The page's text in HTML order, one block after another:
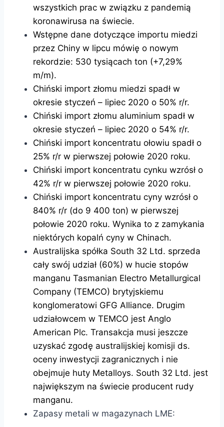
wszystkich prac w związku z pandemią
koronawirusa na świecie.
Wstępne dane dotyczące importu miedzi
przez Chiny w lipcu mówię o nowym
rekordzie: 530 tysiącach ton (+7,29%
m/m).
Chiński import złomu miedzi spadł w
okresie styczeń – lipiec 2020 o 50% r/r.
Chiński import złomu aluminium spadł w
okresie styczeń – lipiec 2020 o 54% r/r.
Chiński import koncentratu ołowiu spadł o
25% r/r w pierwszej połowie 2020 roku.
Chiński import koncentratu cynku wzrósł o
42% r/r w pierwszej połowie 2020 roku.
Chiński import koncentratu cyny wzrósł o
840% r/r (do 9 400 ton) w pierwszej
połowie 2020 roku. Wynika to z zamykania
niektórych kopalń cyny w Chinach.
Australijska spółka South 32 Ltd. sprzeda
cały swój udział (60%) w hucie stopów
manganu Tasmanian Electro Metallurgical
Company (TEMCO) brytyjskiemu
konglomeratowi GFG Alliance. Drugim
udziałowcem w TEMCO jest Anglo
American Plc. Transakcja musi jeszcze
uzyskać zgodę australijskiej komisji ds.
oceny inwestycji zagranicznych i nie
obejmuje huty Metalloys. South 32 Ltd. jest
największym na świecie producent rudy
manganu.
Zapasy metali w magazynach LME: